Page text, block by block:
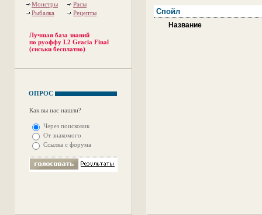
Монстры
Расы
Рыбалка
Рецепты
Лучшая база знаний
по руоффу L2 Gracia Final
(сиськи бесплатно)
ОПРОС
Как вы нас нашли?
Через поисковик
От знакомого
Ссылка с форума
Спойл
Название